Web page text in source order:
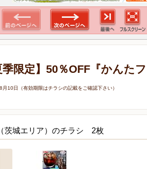
限定】50％OFF『かんたフ
10日（有効期限はチラシの記載をご確認下さい）
茨城エリア）のチラシ 2枚